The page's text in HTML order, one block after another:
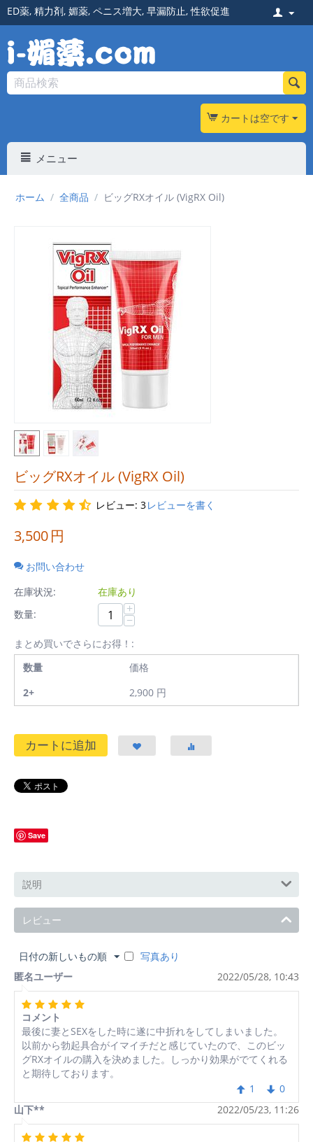
ED薬, 精力剤, 媚薬, ペニス増大, 早漏防止,性欲促進
カートは空です
メニュー
ホーム / 全商品 / ビッグRXオイル (VigRX Oil)
ビッグRXオイル (VigRX Oil)
レビュー: 3レビューを書く
3,500円
お問い合わせ
在庫状況:
在庫あり
数量:
+
−
まとめ買いでさらにお得！:
数量
価格
2+
2,900 円
カートに追加
Save
説明
レビュー
日付の新しいもの順
写真あり
匿名ユーザー
2022/05/28, 10:43
コメント
最後に妻とSEXをした時に遂に中折れをしてしまいました。
以前から勃起具合がイマイチだと感じていたので、このビッ
グRXオイルの購入を決めました。しっかり効果がでてくれる
と期待しております。
1
0
山下**
2022/05/23, 11:26